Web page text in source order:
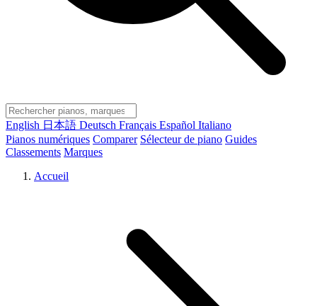
English 日本語 Deutsch Français Español Italiano
Pianos numériques Comparer Sélecteur de piano Guides
Classements Marques
Accueil